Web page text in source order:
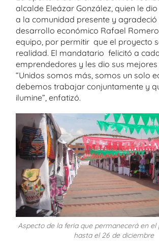
alcalde Eleázar González, quien le
a la comunidad presente y
desarrollo económico Rafael
equipo, por permitir que el proyecto
realidad. El mandatario felicitó a
emprendedores y les dio sus mejores
“Unidos somos más, somos un solo
debemos trabajar conjuntamente y
ilumine”, enfatizó.
Aspecto de la feria que permanecerá en el
hasta el 26 de diciembre